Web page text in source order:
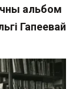
альбом
Гапеевай